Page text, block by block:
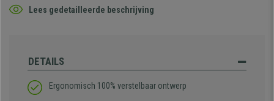
Lees gedetailleerde beschrijving
DETAILS
Ergonomisch 100% verstelbaar ontwerp